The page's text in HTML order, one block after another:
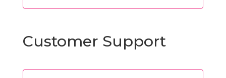
Customer Support